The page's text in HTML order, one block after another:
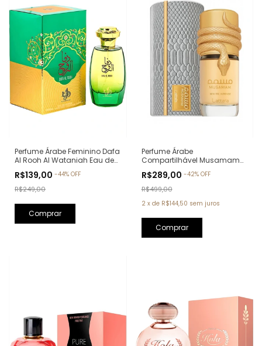
Perfume Árabe Feminino Dafa
Al Rooh Al Wataniah Eau de
R$139,00 -44% OFF
R$249,00
Perfume Árabe
Compartilhável Musamam
Parfum - 100ml
R$289,00 -42% OFF
R$499,00
2 x de R$144,50 sem juros